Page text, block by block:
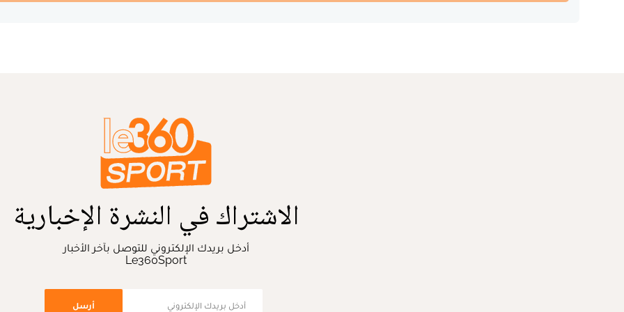
الاشتراك في النشرة الإخبارية
أدخل بريدك الإلكتروني للتوصل بآخر الأخبار
Le360Sport
أرسل